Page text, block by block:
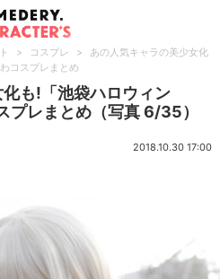
> コスプレ >
あの人気キャラの美少女化
コスプレまとめ
も!「池袋ハロウィン
プレまとめ（写真 6/35）
2018.10.30 17:00